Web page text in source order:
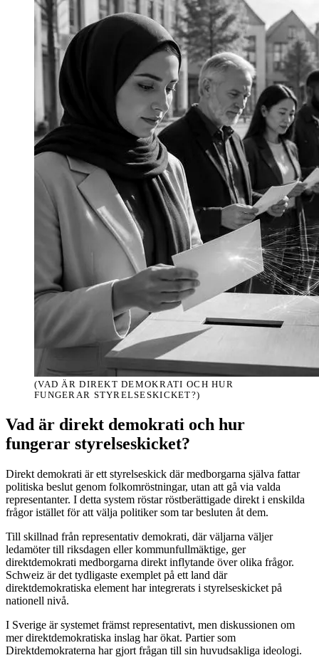
(VAD ÄR DIREKT DEMOKRATI OCH HUR
FUNGERAR STYRELSESKICKET?)
Vad är direkt demokrati och hur
fungerar styrelseskicket?
Direkt demokrati är ett styrelseskick där medborgarna själva fattar
politiska beslut genom folkomröstningar, utan att gå via valda
representanter. I detta system röstar röstberättigade direkt i enskilda
frågor istället för att välja politiker som tar besluten åt dem.
Till skillnad från representativ demokrati, där väljarna väljer
ledamöter till riksdagen eller kommunfullmäktige, ger
direktdemokrati medborgarna direkt inflytande över olika frågor.
Schweiz är det tydligaste exemplet på ett land där
direktdemokratiska element har integrerats i styrelseskicket på
nationell nivå.
I Sverige är systemet främst representativt, men diskussionen om
mer direktdemokratiska inslag har ökat. Partier som
Direktdemokraterna har gjort frågan till sin huvudsakliga ideologi.